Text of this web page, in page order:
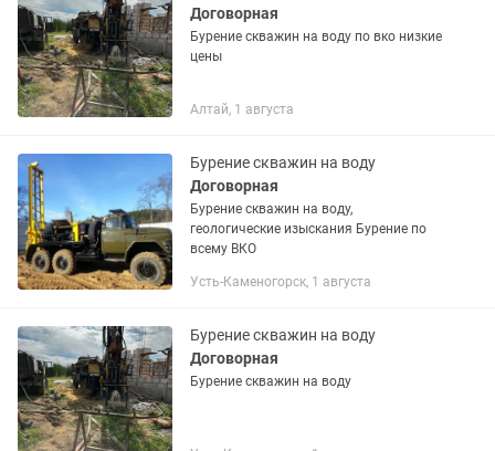
Договорная
Бурение скважин на воду по вко низкие
цены
Алтай, 1 августа
Бурение скважин на воду
Договорная
Бурение скважин на воду,
геологические изыскания Бурение по
всему ВКО
Усть-Каменогорск, 1 августа
Бурение скважин на воду
Договорная
Бурение скважин на воду